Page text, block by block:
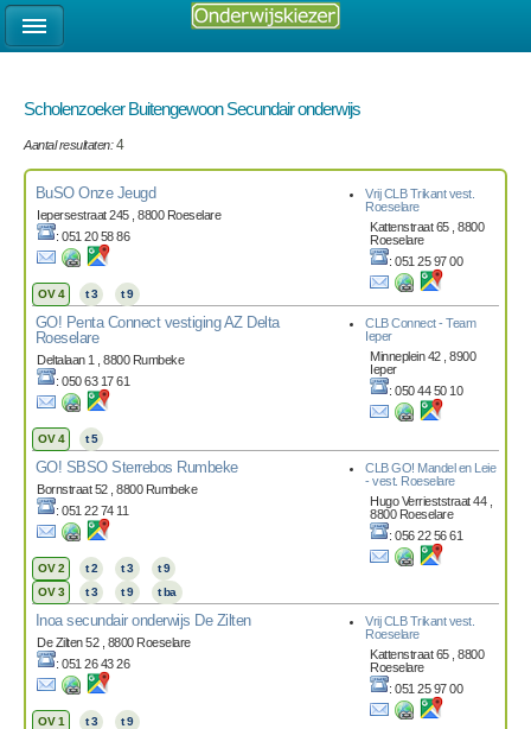
Scholenzoeker Buitengewoon Secundair onderwijs
Aantal resultaten: 4
BuSO Onze Jeugd
Iepersestraat 245 , 8800 Roeselare
: 051 20 58 86
OV 4 t 3 t 9
Vrij CLB Trikant vest.
Roeselare
Kattenstraat 65 , 8800
Roeselare
: 051 25 97 00
GO! Penta Connect vestiging AZ Delta
Roeselare
Deltalaan 1 , 8800 Rumbeke
: 050 63 17 61
OV 4 t 5
CLB Connect - Team
Ieper
Minneplein 42 , 8900
Ieper
: 050 44 50 10
GO! SBSO Sterrebos Rumbeke
Bornstraat 52 , 8800 Rumbeke
: 051 22 74 11
OV 2 t 2 t 3
t 9
OV 3
t 3 t 9 t ba
CLB GO! Mandel en Leie
- vest. Roeselare
Hugo Verrieststraat 44 ,
8800 Roeselare
: 056 22 56 61
Inoa secundair onderwijs De Zilten
De Zilten 52 , 8800 Roeselare
: 051 26 43 26
OV 1 t 3
t 9
Vrij CLB Trikant vest.
Roeselare
Kattenstraat 65 , 8800
Roeselare
: 051 25 97 00